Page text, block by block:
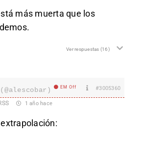
más muerta que los
Ver respuestas (16)
(@alescobar) EM Off #3005360
1 año hace